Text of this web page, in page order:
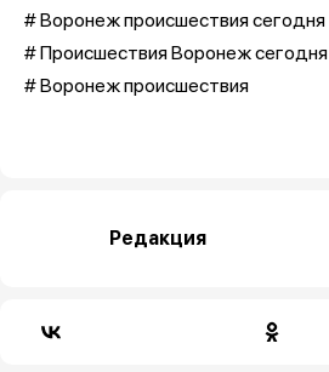
# Воронеж происшествия сегодня
# Происшествия Воронеж сегодня
# Воронеж происшествия
Редакция